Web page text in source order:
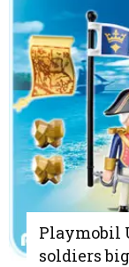
Playmobil
soldiers